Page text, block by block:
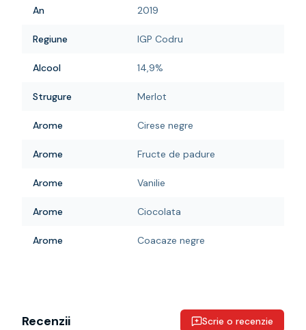
An 2019
Regiune IGP Codru
Alcool 14,9%
Strugure Merlot
Arome Cirese negre
Arome Fructe de padure
Arome Vanilie
Arome Ciocolata
Arome Coacaze negre
Recenzii Scrie o recenzie